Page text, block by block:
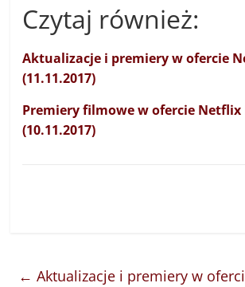
Czytaj również:
Aktualizacje i premiery w ofercie
(11.11.2017)
Premiery filmowe w ofercie Netflix
(10.11.2017)
← Aktualizacje i premiery w